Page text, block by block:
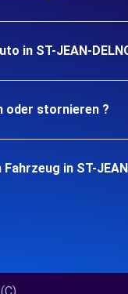
in ST-JEAN-
oder stornieren ?
in ST-